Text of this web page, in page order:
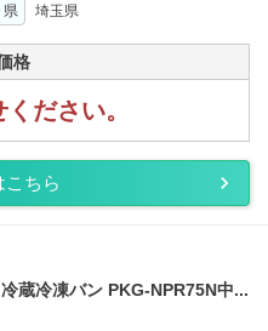
県 埼玉県
格
ださい。
こちら
蔵冷凍バン PKG-NPR75N中...